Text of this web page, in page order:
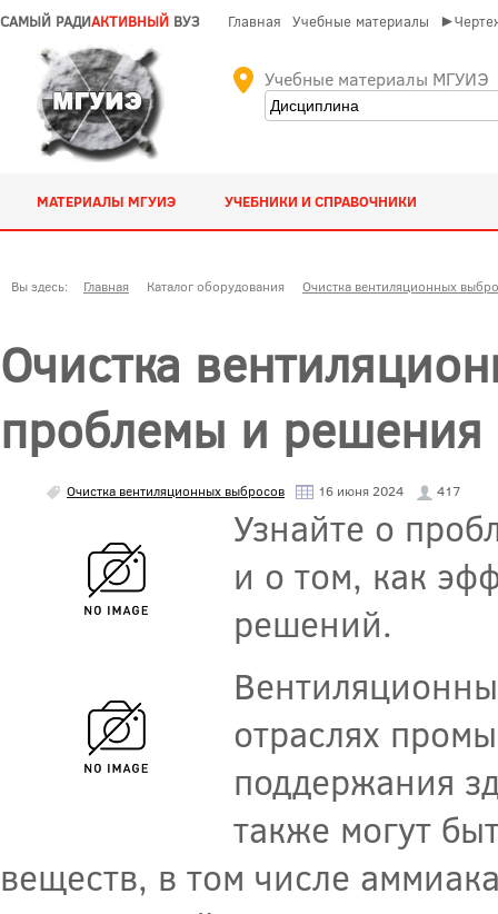
САМЫЙ РАДИАКТИВНЫЙ ВУЗ Главная Учебные материалы
Учебные материалы МГУИЭ
МАТЕРИАЛЫ МГУИЭ УЧЕБНИКИ И СПРАВОЧНИКИ
Вы здесь: Главная Каталог оборудования Очистка вентиляционных
Очистка
проблемы и решения
Очистка вентиляционных выбросов 16 июня 2024 417
Узнайте о
и о том, как
решений.
отраслях
поддержания
также могут
веществ, в том числе